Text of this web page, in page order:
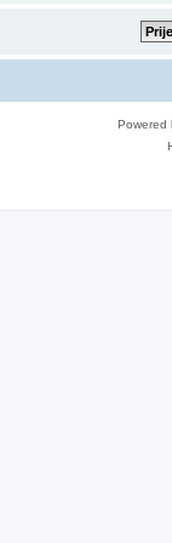
Powered